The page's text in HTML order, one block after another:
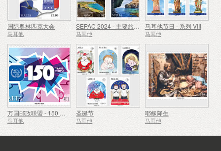
国际奥林匹克大会
马耳他
SEPAC 2024 - 主要旅游景点
马耳他
马耳他节日 - 系列 VIII
马耳他
万国邮政联盟 - 150 周年
马耳他
圣诞节
马耳他
耶稣降生
马耳他